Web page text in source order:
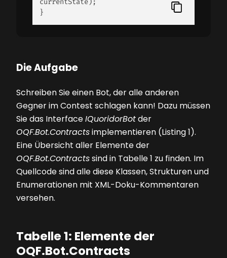
currentState) ;
}
Die Aufgabe
Schreiben Sie einen Bot, der alle anderen
Gegner im Contest schlagen kann! Dazu müssen
Sie das InterfaceIQuoridorBotder
OQF.Bot.Contractsimplementieren (Listing 1).
Eine Übersicht aller Elemente der
OQF.Bot.Contractssind in Tabelle 1 zu finden. Im
Quellcode sind alle diese Klassen, Strukturen und
Enumerationen mit XML-Doku-Kommentaren
versehen.
Tabelle 1: Elemente der
OQF.Bot.Contracts